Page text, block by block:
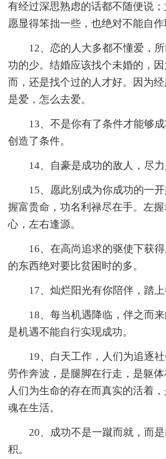
有经过深思熟虑的话都不随便说
愿显得笨拙一些，也绝对不能自作
12、恋的人大多都不懂爱，
功的少。结婚应该找个未婚的，因
而，还是找个过的人才好。因为
是爱，怎么去爱。
13、不是你有了条件才能够
创造了条件。
14、自豪是成功的敌人，尽力
15、愿此别成为你成功的一
握富贵命，功名利禄尽在手。左
心，左右逢源。
16、在高尚追求的驱使下获
的东西绝对要比贫困时的多。
17、灿烂阳光有你陪伴，踏上
18、每当机遇降临，伴之而
是机遇不能自行实现成功。
19、白天工作，人们为追逐
劳作奔波，是腿脚在行走，是躯体
人们为生命的存在而真实的活着
魂在生活。
20、成功不是一蹴而就，而
积。